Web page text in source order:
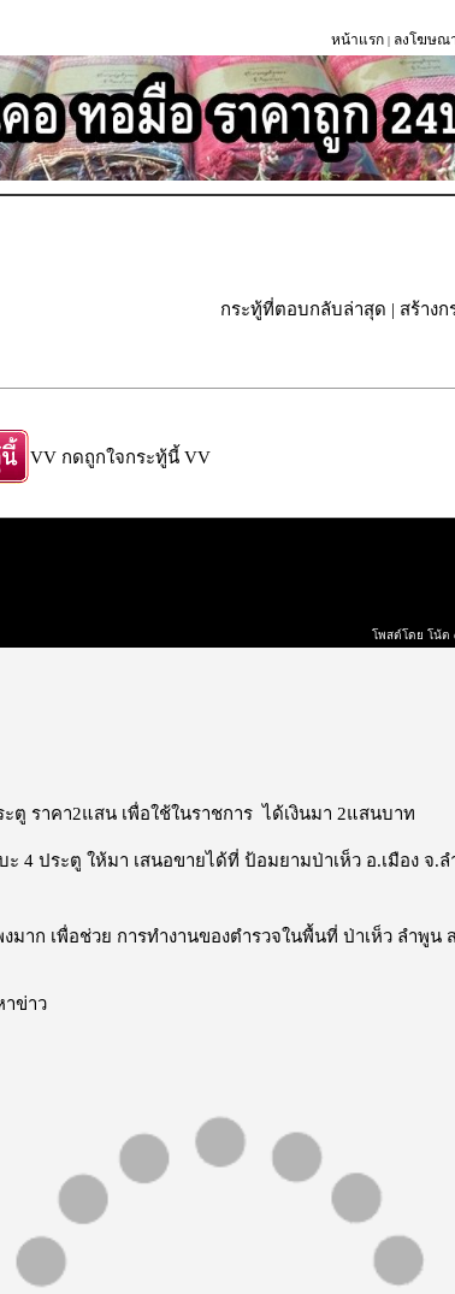
หน้าแรก | ลงโฆษณ
กระทู้ที่ตอบกลับล่าสุด | สร้าง
VV กดถูกใจกระทู้นี้ VV
โพสต์โดย โน้ต
ตู ราคา2แสน เพื่อใช้ในราชการ ได้เงินมา 2แสนบาท
4 ประตู ให้มา เสนอขายได้ที่ ป้อมยามป่าเห็ว อ.เมือง จ.
มาก เพื่อช่วย การทำงานของตำรวจในพื้นที่ ป่าเห็ว ลำพูน
าข่าว